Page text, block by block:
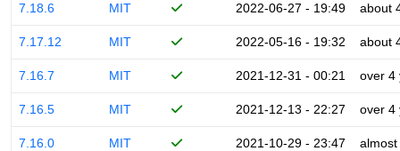
7.18.6 MIT 2022-06-27 - 19:49 about
7.17.12 MIT 2022-05-16 - 19:32 about
7.16.7 MIT 2021-12-31 - 00:21 over 4
7.16.5 MIT 2021-12-13 - 22:27 over 4
7.16.0 MIT 2021-10-29 - 23:47